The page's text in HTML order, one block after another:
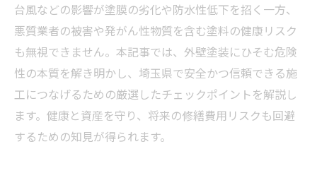
台風などの影響が塗膜の劣化や防水性低下を招く一方、
悪質業者の被害や発がん性物質を含む塗料の健康リスク
も無視できません。本記事では、外壁塗装にひそむ危険
性の本質を解き明かし、埼玉県で安全かつ信頼できる施
工につなげるための厳選したチェックポイントを解説し
ます。健康と資産を守り、将来の修繕費用リスクも回避
するための知見が得られます。